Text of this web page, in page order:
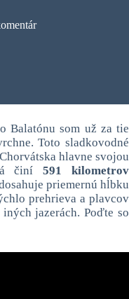
Balatónu som už za tie
Toto sladkovodné
hlavne svojou
činí591 kilometrov
priemernú hĺbku
prehrieva a plavcov
jazerách. Poďte so